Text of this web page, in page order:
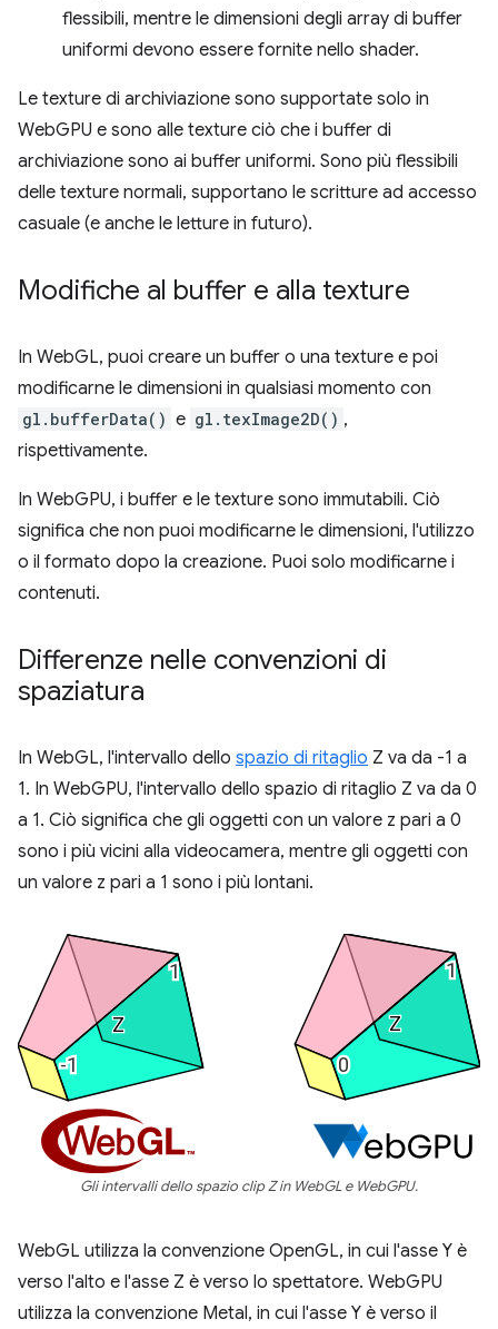
flessibili, mentre le dimensioni degli array di buffer
uniformi devono essere fornite nello shader.
Le texture di archiviazione sono supportate solo in
WebGPU e sono alle texture ciò che i buffer di
archiviazione sono ai buffer uniformi. Sono più flessibili
delle texture normali, supportano le scritture ad accesso
casuale (e anche le letture in futuro).
Modifiche al buffer e alla texture
In WebGL, puoi creare un buffer o una texture e poi
modificarne le dimensioni in qualsiasi momento con
gl.bufferData() e gl.texImage2D() ,
rispettivamente.
In WebGPU, i buffer e le texture sono immutabili. Ciò
significa che non puoi modificarne le dimensioni, l'utilizzo
o il formato dopo la creazione. Puoi solo modificarne i
contenuti.
Differenze nelle convenzioni di
spaziatura
In WebGL, l'intervallo dello spazio di ritaglio Z va da -1 a
1. In WebGPU, l'intervallo dello spazio di ritaglio Z va da 0
a 1. Ciò significa che gli oggetti con un valore z pari a 0
sono i più vicini alla videocamera, mentre gli oggetti con
un valore z pari a 1 sono i più lontani.
Gli intervalli dello spazio clip Z in WebGL e WebGPU.
WebGL utilizza la convenzione OpenGL, in cui l'asse Y è
verso l'alto e l'asse Z è verso lo spettatore. WebGPU
utilizza la convenzione Metal, in cui l'asse Y è verso il